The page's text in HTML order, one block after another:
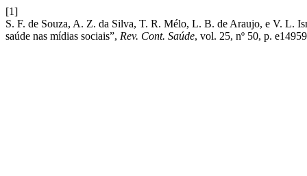
[1]
S. F. de Souza, A. Z. da Silva, T. R. Mélo, L. B. de Araujo, e V. L.
saúde nas mídias sociais”, Rev. Cont. Saúde, vol. 25, nº 50, p.